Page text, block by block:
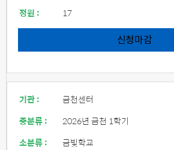
정원 :
17
신청마감
기관 :
금천센터
중분류 :
2026년 금천 1학기
소분류 :
금빛학교